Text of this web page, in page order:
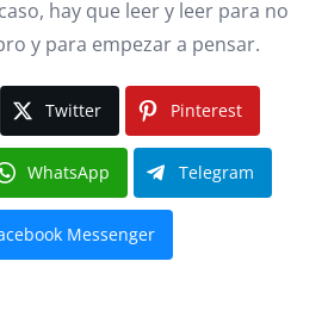
hay que leer y leer para no
y para empezar a pensar.
Twitter Pinterest
WhatsApp Telegram
Messenger